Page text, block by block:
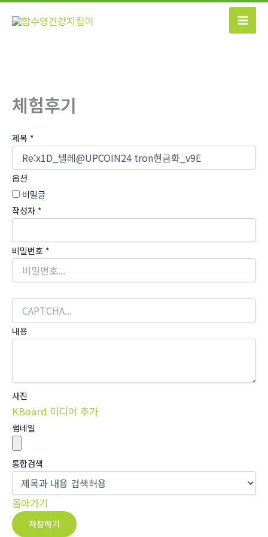
콘
체험후기
제목 *
옵션
비밀글
작성자 *
비밀번호 *
내용
사진
KBoard 미디어 추가
썸네일
통합검색
돌아가기
저장하기